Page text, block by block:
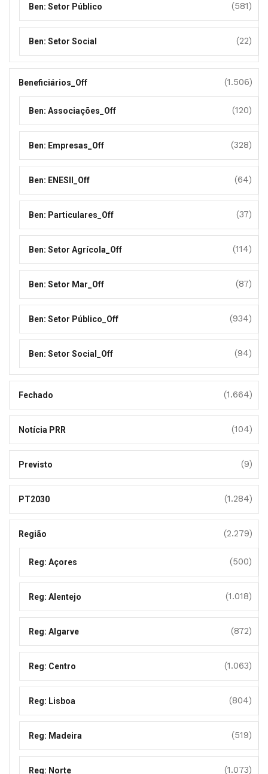
Ben: Setor Público (581)
Ben: Setor Social (22)
Beneficiários_Off (1.506)
Ben: Associações_Off (120)
Ben: Empresas_Off (328)
Ben: ENESII_Off (64)
Ben: Particulares_Off (37)
Ben: Setor Agrícola_Off (114)
Ben: Setor Mar_Off (87)
Ben: Setor Público_Off (934)
Ben: Setor Social_Off (94)
Fechado (1.664)
Notícia PRR (104)
Previsto (9)
PT2030 (1.284)
Região (2.279)
Reg: Açores (500)
Reg: Alentejo (1.018)
Reg: Algarve (872)
Reg: Centro (1.063)
Reg: Lisboa (804)
Reg: Madeira (519)
Reg: Norte (1.073)